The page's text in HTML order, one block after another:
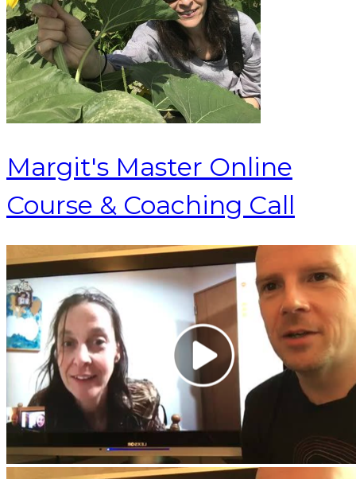
Margit's Master Online
Course & Coaching Call